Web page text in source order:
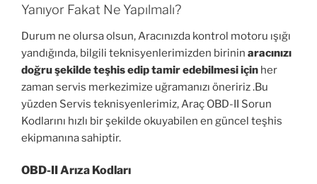
Yanıyor Fakat Ne Yapılmalı?
Durum ne olursa olsun, Aracınızda kontrol motoru ışığı
yandığında, bilgili teknisyenlerimizden birinin aracınızı
doğru şekilde teşhis edip tamir edebilmesi için her
zaman servis merkezimize uğramanızı öneririz .Bu
yüzden Servis teknisyenlerimiz, Araç OBD-II Sorun
Kodlarını hızlı bir şekilde okuyabilen en güncel teşhis
ekipmanına sahiptir.
OBD-II Arıza Kodları